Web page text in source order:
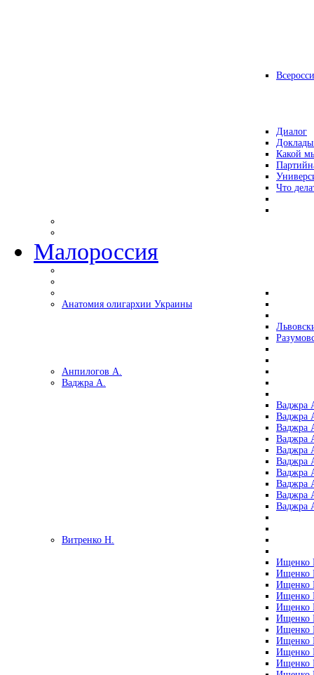
Диалог
Какой
Что
Малороссия
Анатомия олигархии Украины
Анпилогов А.
Ваджра А.
Ваджра
Ваджра
Ваджра
Ваджра
Ваджра
Ваджра
Ваджра
Ваджра
Ваджра
Ваджра
Витренко Н.
Ищенко
Ищенко
Ищенко
Ищенко
Ищенко
Ищенко
Ищенко
Ищенко
Ищенко
Ищенко